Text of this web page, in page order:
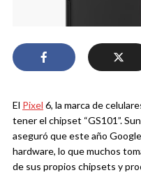
El Pixel 6, la marca de
tener el chipset “GS101”.
aseguró que este año
hardware, lo que muchos
de sus propios chipsets y